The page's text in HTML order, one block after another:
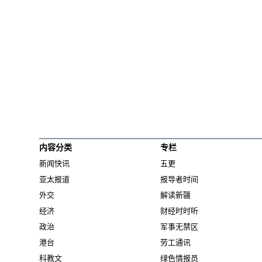
内容分类
新闻快讯
亚太报道
外交
经济
政治
港台
科教文
专栏
五更
报导者时间
解读新疆
财经时时听
军事无禁区
劳工通讯
绿色情报员